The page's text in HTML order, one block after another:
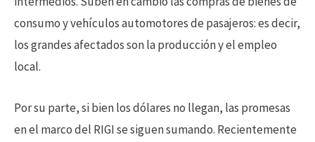
consumo y vehículos automotores de pasajeros: es decir,
los grandes afectados son la producción y el empleo
local.
Por su parte, si bien los dólares no llegan, las promesas
en el marco del RIGI se siguen sumando. Recientemente